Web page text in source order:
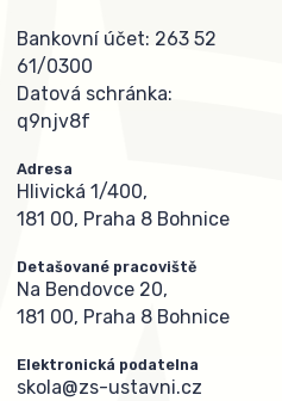
Bankovní účet: 263 52
61/0300
Datová schránka:
q9njv8f
Adresa
Hlivická 1/400,
181 00, Praha 8 Bohnice
Detašované pracoviště
Na Bendovce 20,
181 00, Praha 8 Bohnice
Elektronická podatelna
skola@zs-ustavni.cz